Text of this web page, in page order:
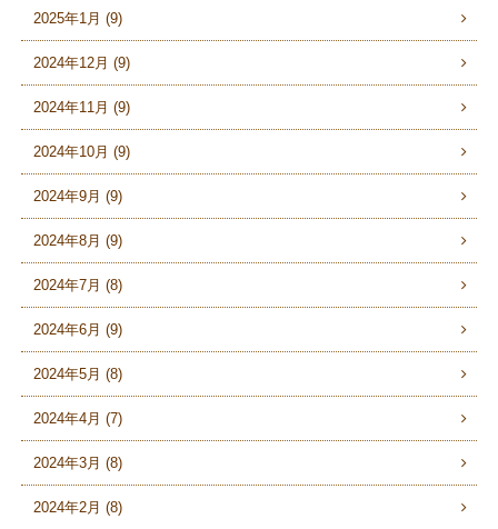
2025年1月 (9)
2024年12月 (9)
2024年11月 (9)
2024年10月 (9)
2024年9月 (9)
2024年8月 (9)
2024年7月 (8)
2024年6月 (9)
2024年5月 (8)
2024年4月 (7)
2024年3月 (8)
2024年2月 (8)